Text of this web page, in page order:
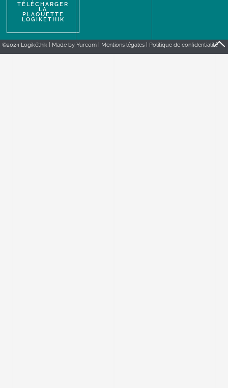
TÉLÉCHARGER
LA
PLAQUETTE
LOGIKETHIK
©2024 Logikéthik | Made by Yurcom| Mentions légales| Politique de confidentialité